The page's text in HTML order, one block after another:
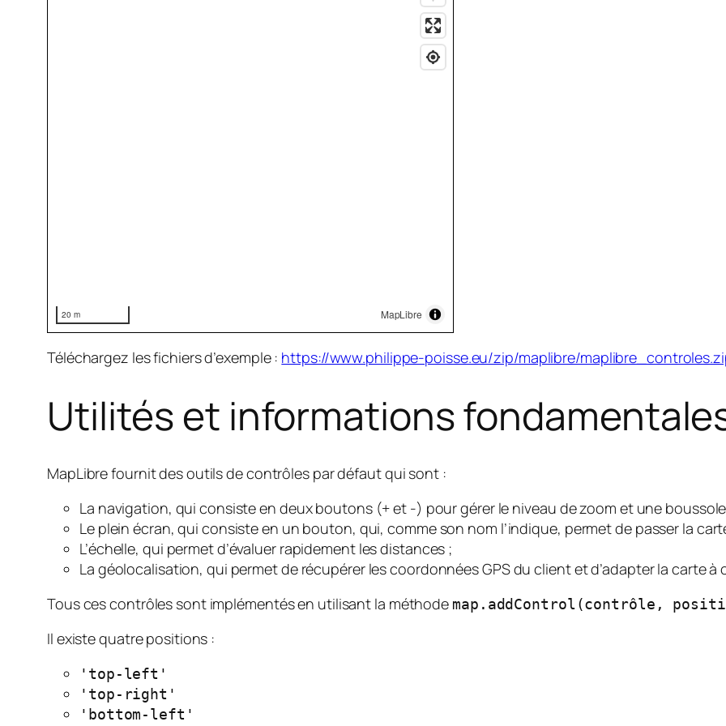
20 m MapLibre
Téléchargez les fichiers d’exemple : https://www.philippe-poisse.eu/zip/maplibre/
Utilités et informations
MapLibre fournit des outils de contrôles par défaut qui sont :
La navigation, qui consiste en deux boutons (+ et -) pour gérer le niveau de zoom et une
Le plein écran, qui consiste en un bouton, qui, comme son nom l’indique, permet de passer la
L’échelle, qui permet d’évaluer rapidement les distances ;
La géolocalisation, qui permet de récupérer les coordonnées GPS du client et d’adapter la carte à
Tous ces contrôles sont implémentés en utilisant la méthode map.addControl(contrôle,
Il existe quatre positions :
'top-left'
'top-right'
'bottom-left'